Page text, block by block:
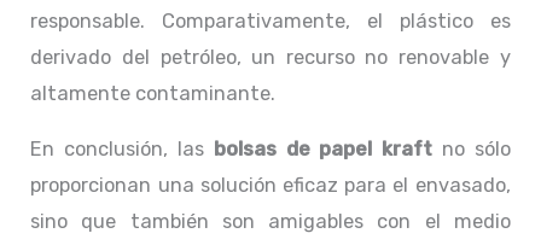
responsable. Comparativamente, el plástico es
derivado del petróleo, un recurso no renovable y
altamente contaminante.
En conclusión, las bolsas de papel kraft no sólo
proporcionan una solución eficaz para el envasado,
sino que también son amigables con el medio